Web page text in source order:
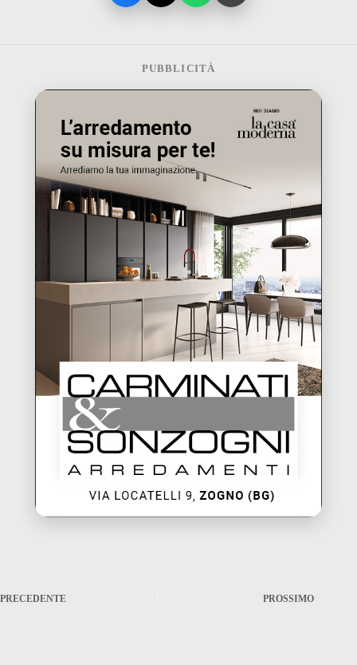
PUBBLICITÀ
PRECEDENTE PROSSIMO